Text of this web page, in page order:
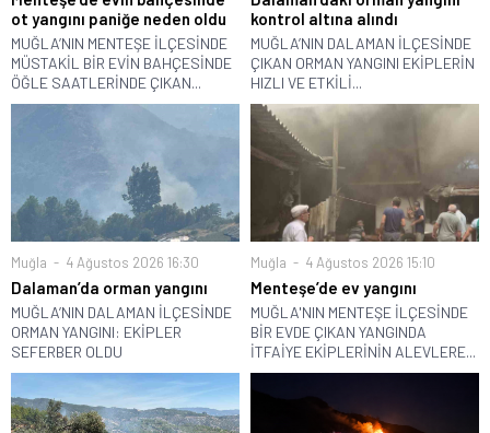
ot yangını paniğe neden oldu
MUĞLA’NIN MENTEŞE İLÇESİNDE
MÜSTAKİL BİR EVİN BAHÇESİNDE
ÖĞLE SAATLERİNDE ÇIKAN...
kontrol altına alındı
MUĞLA’NIN DALAMAN İLÇESİNDE
ÇIKAN ORMAN YANGINI EKİPLERİN
HIZLI VE ETKİLİ...
Muğla 4 Ağustos 2026 16:30
Dalaman’da orman yangını
MUĞLA’NIN DALAMAN İLÇESİNDE
ORMAN YANGINI: EKİPLER
SEFERBER OLDU
Muğla 4 Ağustos 2026 15:10
Menteşe’de ev yangını
MUĞLA'NIN MENTEŞE İLÇESİNDE
BİR EVDE ÇIKAN YANGINDA
İTFAİYE EKİPLERİNİN ALEVLERE...